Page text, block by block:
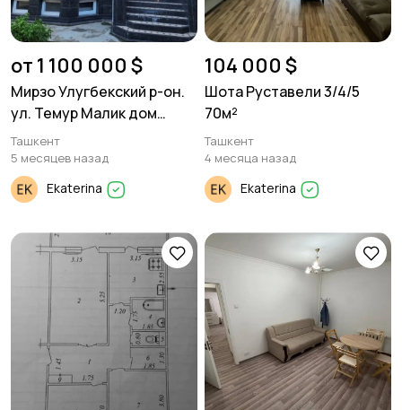
от 1 100 000 $
Мирзо Улугбекский р-он.
ул. Темур Малик дом
480м²
Ташкент
5 месяцев назад
Ekaterina
104 000 $
Шота Руставели 3/4/5
70м²
Ташкент
4 месяца назад
Ekaterina